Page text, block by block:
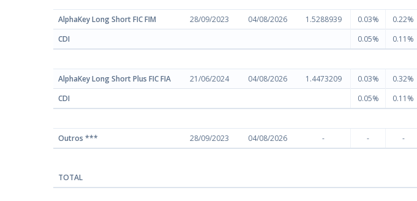
AlphaKey Long Short FIC FIM 28/09/2023 04/08/2026 1.5288939 0.03% 0.22%
CDI
0.05% 0.11%
AlphaKey Long Short Plus FIC FIA 21/06/2024 04/08/2026 1.4473209 0.03% 0.32%
CDI
0.05% 0.11%
Outros *** 28/09/2023 04/08/2026 - - -
TOTAL